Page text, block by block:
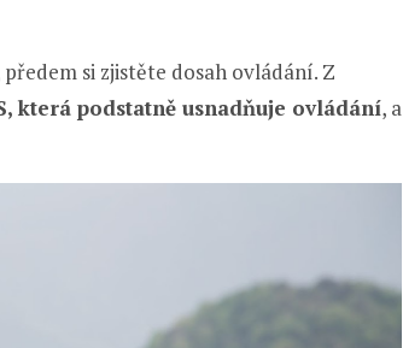
si zjistěte dosah ovládání. Z
která podstatně usnadňuje ovládání, a